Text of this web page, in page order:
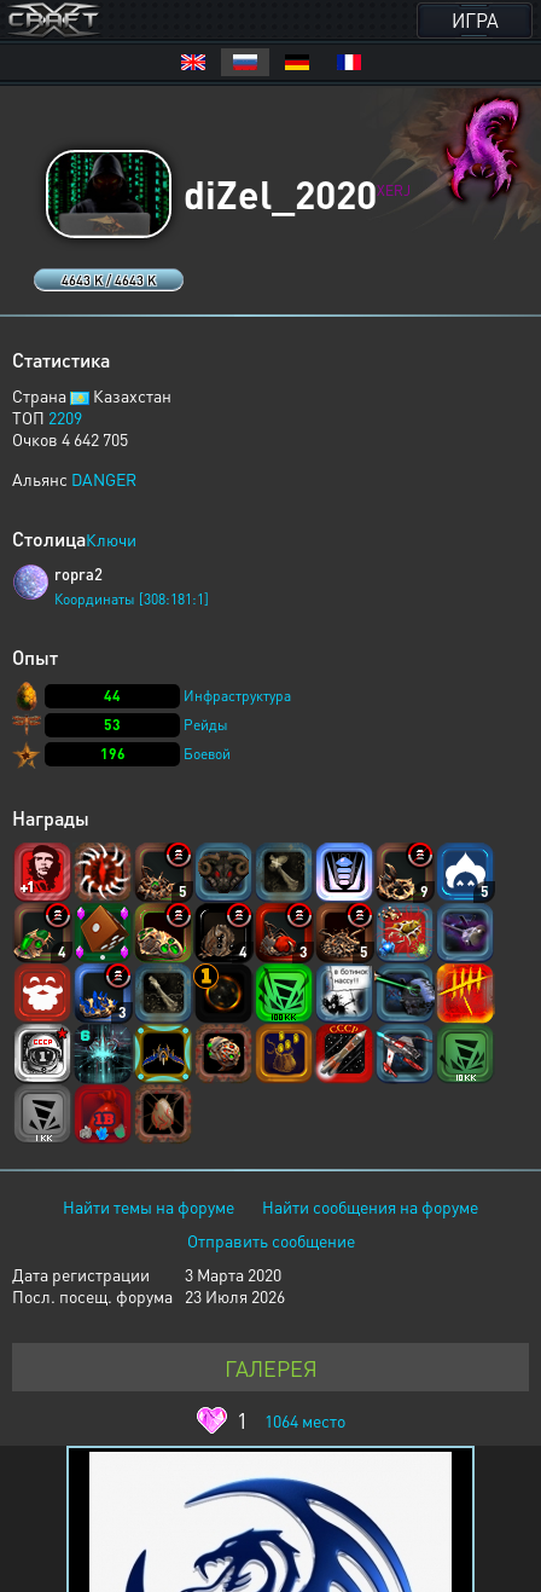
ИГРА
4643 K / 4643 K
diZel_2020XERJ
Статистика
Страна
Казахстан
ТОП 2209
Очков 4 642 705
Альянс DANGER
СтолицаКлючи
ropra2
Координаты [308:181:1]
Опыт
44
Инфраструктура
53
Рейды
196
Боевой
Награды
5 9 5
4 4 3 5
3
Найти темы на форуме
Найти сообщения на форуме
Отправить сообщение
Дата регистрации
3 Марта 2020
Посл. посещ. форума
23 Июля 2026
ГАЛЕРЕЯ
1
1064место